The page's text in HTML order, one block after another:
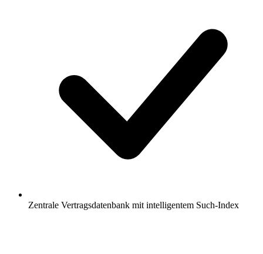
Zentrale Vertragsdatenbank mit intelligentem Such-Index